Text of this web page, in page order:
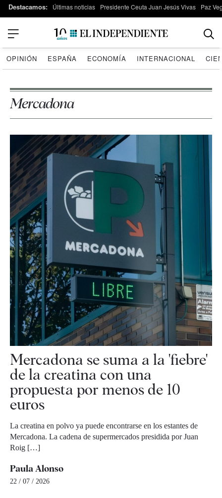
Destacamos: Últimas noticias Presidente Ceuta Juan Jesús Vivas Paz
OPINIÓN ESPAÑA ECONOMÍA INTERNACIONAL
Mercadona
Mercadona se suma a la 'fiebre'
de la creatina con una
propuesta por menos de 10
euros
La creatina en polvo ya puede encontrarse en los estantes de
Mercadona. La cadena de supermercados presidida por Juan
Roig […]
Paula Alonso
22 / 07 / 2026